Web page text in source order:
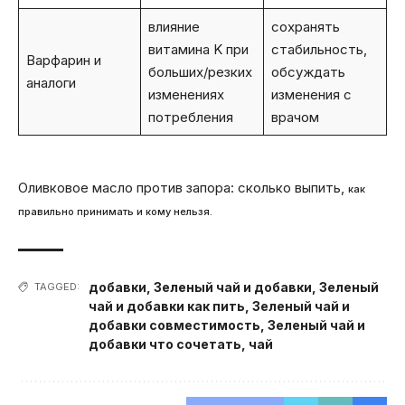
Варфарин и
аналоги
влияние
витамина K при
больших/резких
изменениях
потребления
сохранять
стабильность,
обсуждать
изменения с
врачом
Оливковое масло против запора: сколько выпить, как
правильно принимать и кому нельзя.
TAGGED: добавки Зеленый чай и добавки Зеленый
чай и добавки как пить Зеленый чай и
добавки совместимость Зеленый чай и
добавки что сочетать чай